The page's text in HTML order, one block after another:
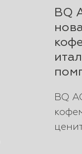
BQ
BQ